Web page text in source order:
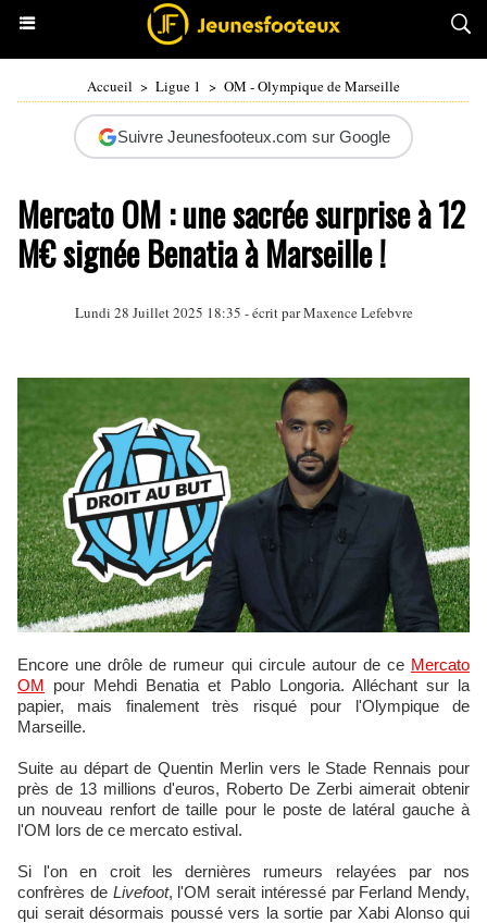
Accueil > Ligue 1 > OM - Olympique de Marseille
Suivre Jeunesfooteux.com sur Google
Mercato OM : une sacrée surprise à 12
M€ signée Benatia à Marseille !
Lundi 28 Juillet 2025 18:35 - écrit par Maxence Lefebvre
Encore une drôle de rumeur qui circule autour de ce Mercato
OM pour Mehdi Benatia et Pablo Longoria. Alléchant sur la
papier, mais finalement très risqué pour l'Olympique de
Marseille.
Suite au départ de Quentin Merlin vers le Stade Rennais pour
près de 13 millions d'euros, Roberto De Zerbi aimerait obtenir
un nouveau renfort de taille pour le poste de latéral gauche à
l'OM lors de ce mercato estival.
Si l'on en croit les dernières rumeurs relayées par nos
confrères de Livefoot, l'OM serait intéressé par Ferland Mendy,
qui serait désormais poussé vers la sortie par Xabi Alonso qui